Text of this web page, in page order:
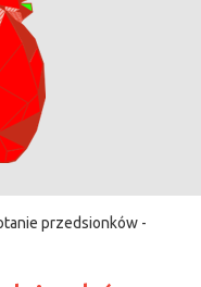
przedsionków -